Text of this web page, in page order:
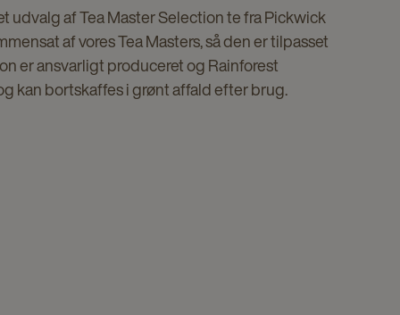
udvalg af Tea Master Selection te fra Pickwick
af vores Tea Masters, så den er tilpasset
er ansvarligt produceret og Rainforest
kan bortskaffes i grønt affald efter brug.